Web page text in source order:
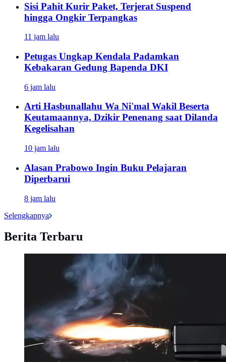
Sisi Pahit Kurir Paket, Terjerat Suspend
hingga Ongkir Terpangkas
11 jam lalu
Petugas Ungkap Kendala Padamkan
Kebakaran Gedung Bapenda DKI
6 jam lalu
Arti Hasbunallahu Wa Ni'mal Wakil Beserta
Keutamaannya, Dzikir Penenang saat Dilanda
Kegelisahan
10 jam lalu
Alasan Prabowo Ingin Buku Pelajaran
Diperbarui
8 jam lalu
Selengkapnya
Berita Terbaru